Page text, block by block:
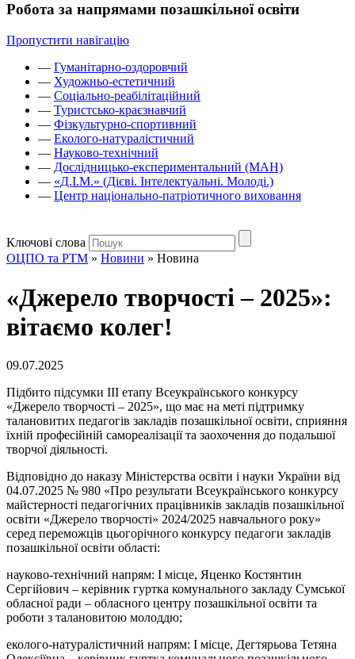
Робота за напрямами позашкільної освіти
Пропустити навігацію
— Гуманітарно-оздоровчий
— Художньо-естетичний
— Соціально-реабілітаційний
— Туристсько-краєзнавчий
— Фізкультурно-спортивний
— Еколого-натуралістичний
— Науково-технічний
— Дослідницько-експериментальний (МАН)
— «Д.І.М.» (Дієві. Інтелектуальні. Молоді.)
— Центр національно-патріотичного виховання
Ключові слова
ОЦПО та РТМ » Новини » Новина
«Джерело творчості – 2025»:
вітаємо колег!
09.07.2025
Підбито підсумки III етапу Всеукраїнського конкурсу
«Джерело творчості – 2025», що має на меті підтримку
талановитих педагогів закладів позашкільної освіти, сприяння
їхній професійній самореалізації та заохочення до подальшої
творчої діяльності.
Відповідно до наказу Міністерства освіти і науки України від
04.07.2025 № 980 «Про результати Всеукраїнського конкурсу
майстерності педагогічних працівників закладів позашкільної
освіти «Джерело творчості» 2024/2025 навчального року»
серед переможців цьогорічного конкурсу педагоги закладів
позашкільної освіти області:
науково-технічний напрям: І місце, Яценко Костянтин
Сергійович – керівник гуртка комунального закладу Сумської
обласної ради – обласного центру позашкільної освіти та
роботи з талановитою молоддю;
еколого-натуралістичний напрям: І місце, Дегтярьова Тетяна